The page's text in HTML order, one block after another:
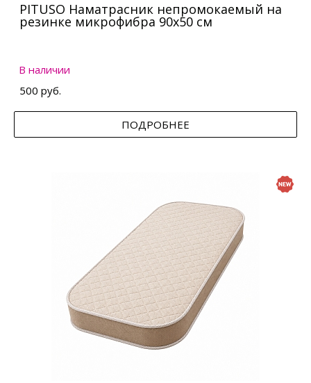
PITUSO Наматрасник непромокаемый на
резинке микрофибра 90х50 см
В наличии
500 руб.
ПОДРОБНЕЕ